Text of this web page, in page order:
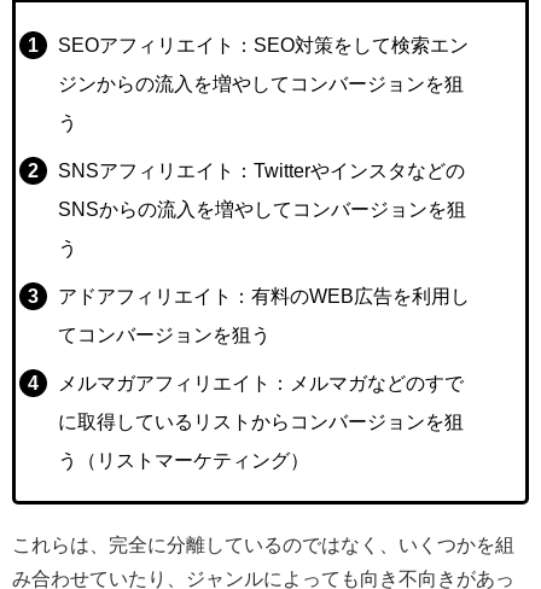
SEOアフィリエイト：SEO対策をして検索エン
ジンからの流入を増やしてコンバージョンを狙
う
SNSアフィリエイト：Twitterやインスタなどの
SNSからの流入を増やしてコンバージョンを狙
う
アドアフィリエイト：有料のWEB広告を利用し
てコンバージョンを狙う
メルマガアフィリエイト：メルマガなどのすで
に取得しているリストからコンバージョンを狙
う（リストマーケティング）
これらは、完全に分離しているのではなく、いくつかを組
み合わせていたり、ジャンルによっても向き不向きがあっ